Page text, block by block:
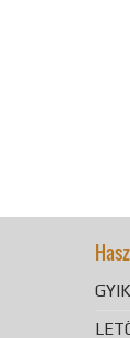
GYIK